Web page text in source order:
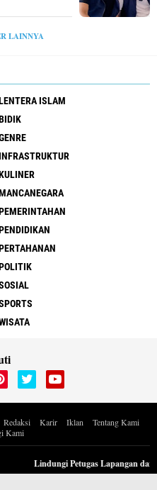
LAINNYA
ISLAM
Lindungi Petugas Lapangan dari
Redaksi Karir Iklan
Tentang Kami
Kami
Progresif.id by ApoedCyber